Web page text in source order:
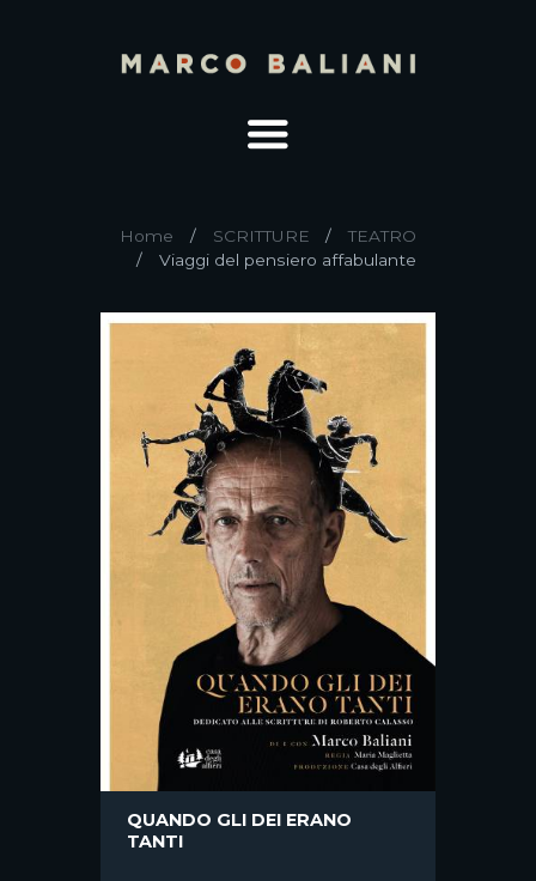
Home SCRITTURE
TEATRO
Viaggi del pensiero affabulante
QUANDO GLI DEI ERANO
TANTI